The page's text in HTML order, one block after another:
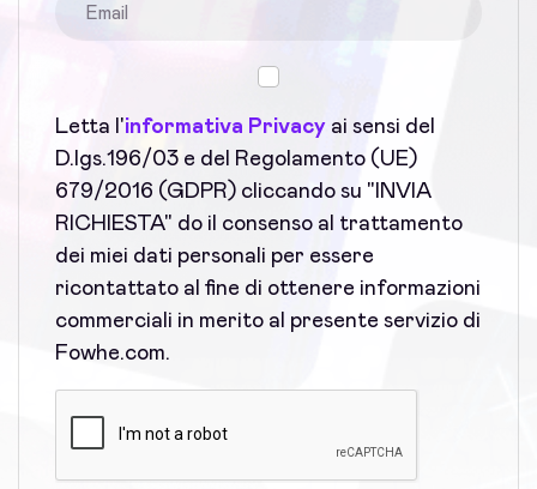
Letta l'informativa Privacy ai sensi del
D.lgs.196/03 e del Regolamento (UE)
679/2016 (GDPR) cliccando su "INVIA
RICHIESTA" do il consenso al trattamento
dei miei dati personali per essere
ricontattato al fine di ottenere informazioni
commerciali in merito al presente servizio di
Fowhe.com.